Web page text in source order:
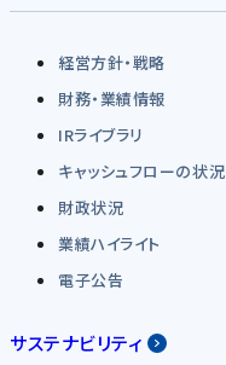
経営方針・戦略
財務・業績情報
IRライブラリ
キャッシュフローの状況
財政状況
業績ハイライト
電子公告
サステナビリティ